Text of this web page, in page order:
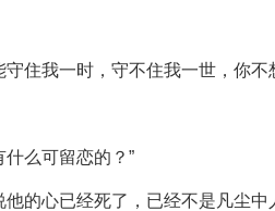
住我一时，守不住我一世，你不
么可留恋的？”
的心已经死了，已经不是凡尘